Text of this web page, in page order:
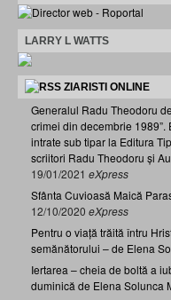
LARRY L WATTS
ZIARISTI ONLINE
Generalul Radu Theodoru
crimei din decembrie
intrate sub tipar la Editura
scriitori Radu Theodoru și
19/01/2021 eXpress
Sfânta Cuvioasă Maică
12/10/2020 eXpress
Pentru o viață trăită întru
semănătorului – de Elena
Iertarea – cheia de boltă a
duminică de Elena Solunca